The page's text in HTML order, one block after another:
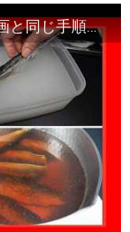
【身欠きにしんのもどし方はこの動画と同じ手順で完了します】身欠きにしんの名の語源・由来とは？Japanese food